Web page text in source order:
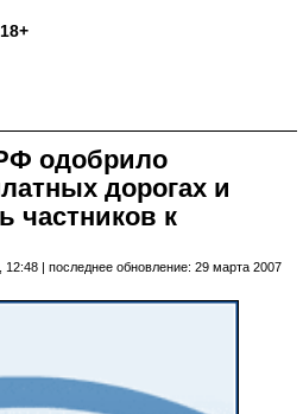
одобрило
дорогах и
частников к
| последнее обновление: 29 марта 2007